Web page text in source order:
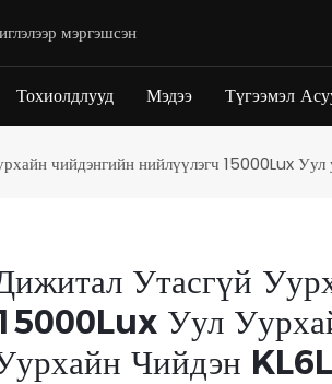
мэргэшсэн
Тохиолдлууд Мэдээ Түгээмэл
чийдэнгийн нийлүүлэгч 15000Lux
Утасгүй
Уул
Чийдэн